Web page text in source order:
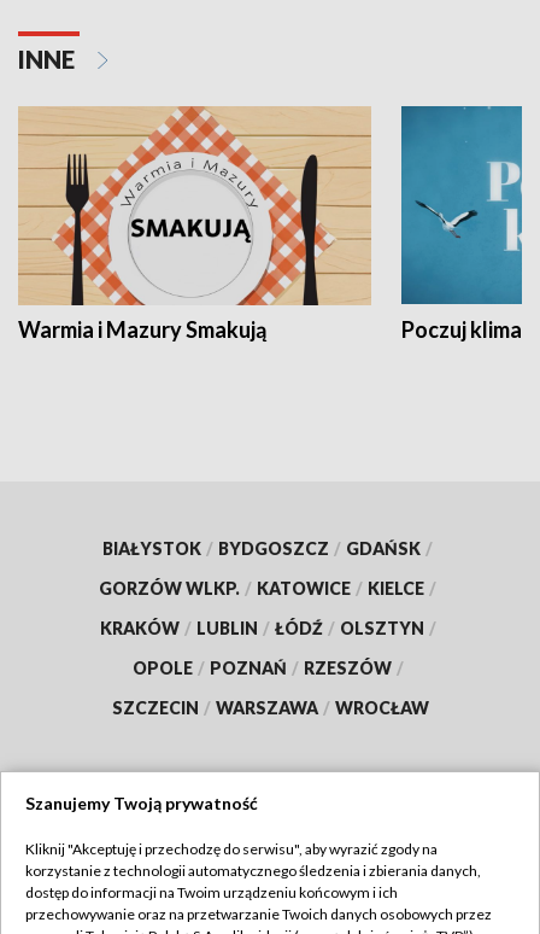
INNE
Warmia i Mazury Smakują Poczuj klimat
BIAŁYSTOK / BYDGOSZCZ / GDAŃSK /
GORZÓW WLKP. / KATOWICE / KIELCE /
KRAKÓW / LUBLIN / ŁÓDŹ / OLSZTYN /
OPOLE / POZNAŃ / RZESZÓW /
SZCZECIN / WARSZAWA / WROCŁAW
TVP
Abonament TVP
Regulamin TVP
Szanujemy Twoją prywatność
Kliknij "Akceptuję i przechodzę do serwisu", aby wyrazić zgody na
korzystanie z technologii automatycznego śledzenia i zbierania danych,
dostęp do informacji na Twoim urządzeniu końcowym i ich
przechowywanie oraz na przetwarzanie Twoich danych osobowych przez